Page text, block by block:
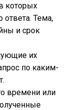
которых
Тема,
и срок
их
по каким-
времени или